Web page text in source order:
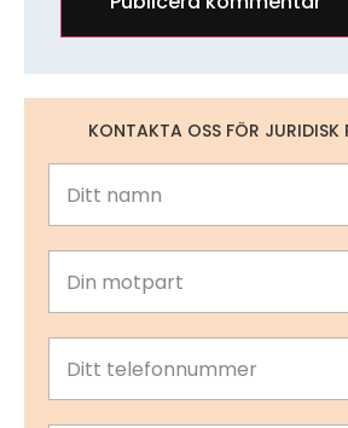
KONTAKTA OSS FÖR JURIDISK